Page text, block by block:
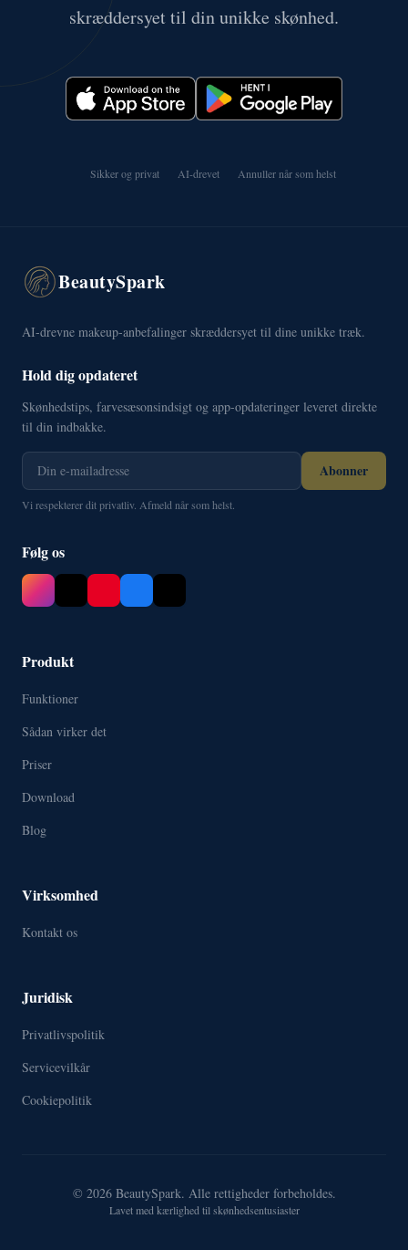
skræddersyet til din unikke skønhed.
Sikker og privat AI-drevet Annuller når som helst
BeautySpark
AI-drevne makeup-anbefalinger skræddersyet til dine unikke træk.
Hold dig opdateret
Skønhedstips, farvesæsonsindsigt og app-opdateringer leveret direkte
til din indbakke.
Abonner
Vi respekterer dit privatliv. Afmeld når som helst.
Følg os
Produkt
Funktioner
Sådan virker det
Priser
Download
Blog
Virksomhed
Kontakt os
Juridisk
Privatlivspolitik
Servicevilkår
Cookiepolitik
© 2026 BeautySpark. Alle rettigheder forbeholdes.
Lavet med kærlighed til skønhedsentusiaster